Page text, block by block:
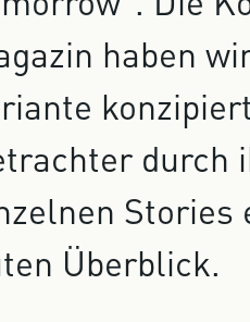
haben
durch
Stories
Überblick.